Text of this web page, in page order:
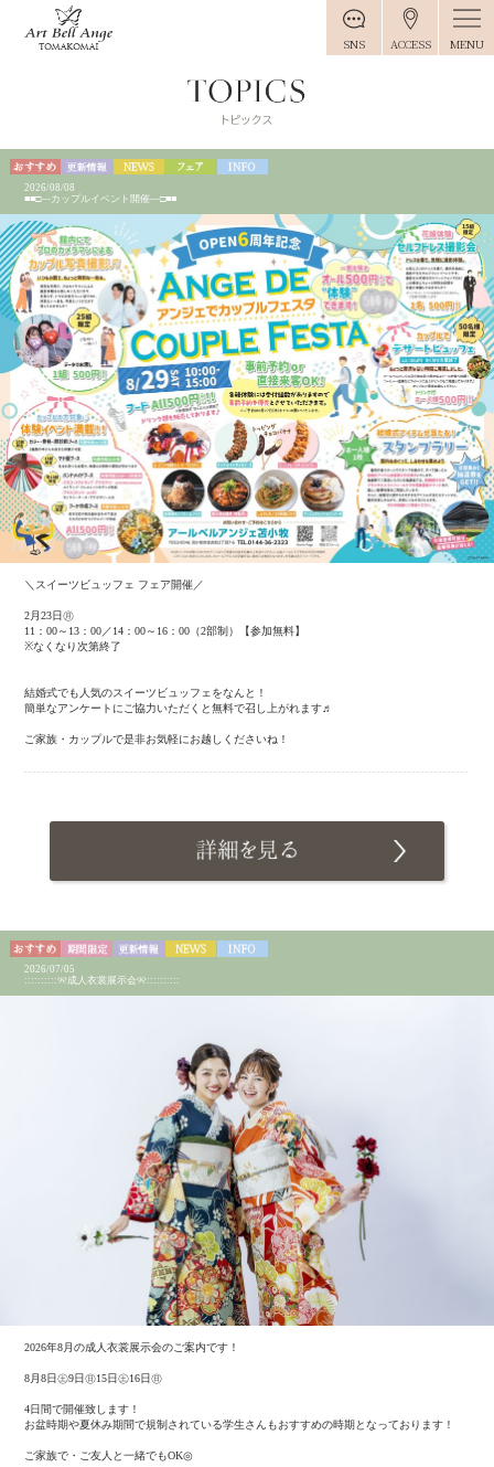
SNS ACCESS MENU
2026/08/08
■■□―カップルイベント開催―□■■
＼スイーツビュッフェ フェア開催／
2月23日㊊
11：00～13：00／14：00～16：00（2部制）【参加無料】
※なくなり次第終了
結婚式でも人気のスイーツビュッフェをなんと！
簡単なアンケートにご協力いただくと無料で召し上がれます♬
ご家族・カップルで是非お気軽にお越しくださいね！
2026/07/05
::::::::::୨୧成人衣裳展示会୨୧::::::::::
2026年8月の成人衣裳展示会のご案内です！
8月8日㊏9日㊐15日㊏16日㊐
4日間で開催致します！
お盆時期や夏休み期間で規制されている学生さんもおすすめの時期となっております！
ご家族で・ご友人と一緒でもOK◎